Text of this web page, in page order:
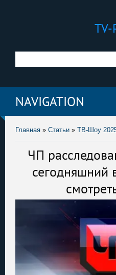
TV-
NAVIGATION
Главная » Статьи » ТВ-Шоу
ЧП
сегодняшний